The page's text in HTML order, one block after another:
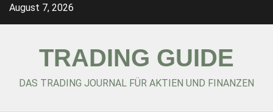
SkipAugust 7, 2026
TRADING GUIDE
DAS TRADING JOURNAL FÜR AKTIEN UND FINANZEN